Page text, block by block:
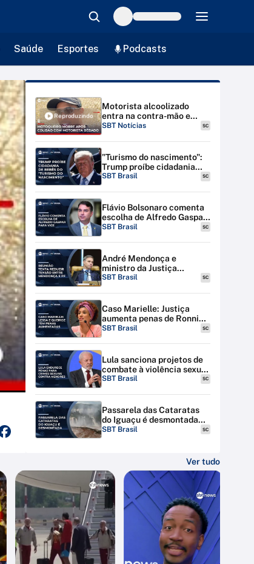
Saúde Esportes Podcasts
Reproduzindo
Motorista alcoolizado
entra na contra-mão e
mata motociclista em SP |
SBT Notícias SC
"Turismo do nascimento":
Trump proíbe cidadania
para bebês de estrangeiras
SBT Brasil SC
Flávio Bolsonaro comenta
escolha de Alfredo Gaspar
para vice-presidente
SBT Brasil SC
André Mendonça e
ministro da Justiça
discutem tensão entre STF
SBT Brasil SC
Caso Marielle: Justiça
aumenta penas de Ronnie
Lessa e Élcio Queiroz
SBT Brasil SC
Lula sanciona projetos de
combate à violência sexual
contra menores na
SBT Brasil SC
Passarela das Cataratas
do Iguaçu é desmontada
por riscos de inundação
SBT Brasil SC
Ver tudo